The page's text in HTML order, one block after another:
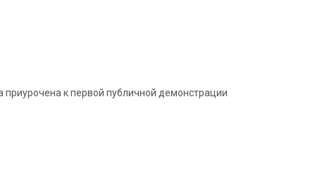
к первой публичной демонстрации